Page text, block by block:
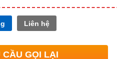
Liên hệ
CẦU GỌI LẠI